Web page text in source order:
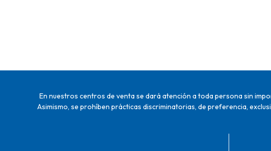
En nuestros centros de venta se dará atención a toda persona sin
Asimismo, se prohíben prácticas discriminatorias, de preferencia,